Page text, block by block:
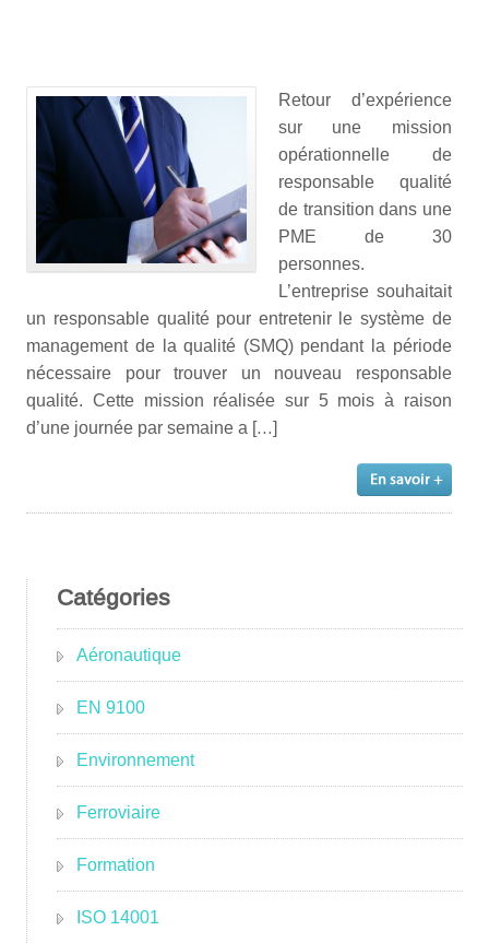
Retour d’expérience
sur une mission
opérationnelle de
responsable qualité
de transition dans une
PME de 30
personnes.
L’entreprise souhaitait
un responsable qualité pour entretenir le système de
management de la qualité (SMQ) pendant la période
nécessaire pour trouver un nouveau responsable
qualité. Cette mission réalisée sur 5 mois à raison
d’une journée par semaine a […]
Catégories
Aéronautique
EN 9100
Environnement
Ferroviaire
Formation
ISO 14001